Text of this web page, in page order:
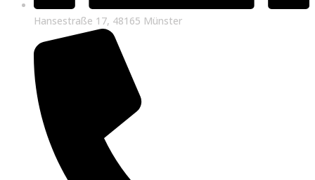
Hansestraße 17, 48165 Münster